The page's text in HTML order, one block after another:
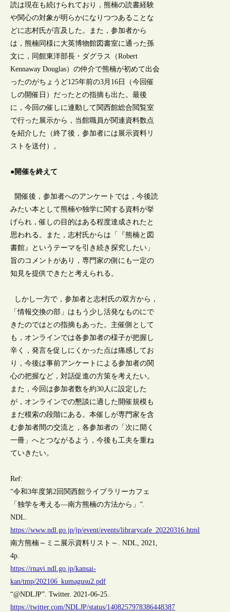
読は現在も続けられており，熊楠の読書経験
や関心の対象が明らかになりつつあることな
どに志村氏が言及した。また，参加者から
は，熊楠同様に大英博物館図書室に通った孫
文に，同館東洋部長・ダグラス（Robert
Kennaway Douglas）の仲介で熊楠が初めて出会
ったのがちょうど125年前の3月16日（今回催
しの開催日）だったとの指摘も出た。最後
に，今回の催しに連動して関西館総合閲覧室
で行った展示から，当館職員が関連資料数点
を紹介した（終了後，参加者には展示資料リ
ストを送付）。
●開催を終えて
開催後，参加者へのアンケートでは，今後読
みたい本として熊楠や独学に関する資料が挙
げられ，催しの目的はある程度達成されたと
思われる。また，志村氏からは「『熊楠と図
書館』というテーマを引き続き探究したい」
旨のコメントがあり，専門家の側にも一定の
知見を提供できたと考えられる。
しかし一方で，参加者と志村氏の双方から，
「情報交換の部」はもう少し活発なものにで
きたのではとの指摘もあった。主催側として
も，オンラインでは各参加者の様子が把握し
辛く，発言を促しにくかった点は痛感してお
り，今後は事前アンケートによる参加者の関
心の把握など，対話促進の方策を考えたい。
また，今回は参加者数を約30人に設定した
が，オンラインでの懇談に適した開催規模も
まだ模索の段階にある。本催しが専門家を含
む参加者間の交流と，各参加者の「次に開く
一冊」へとつながるよう，今後も工夫を重ね
ていきたい。
Ref:
“令和3年度第2回関西館ライブラリーカフェ
「独学を考える―南方熊楠の方法から」”.
NDL.
https://www.ndl.go.jp/jp/event/events/librarycafe_20220316.html
南方熊楠～ミニ展示資料リスト～. NDL, 2021,
4p.
https://rnavi.ndl.go.jp/kansai-
kan/tmp/202106_kumagusu2.pdf
“@NDLJP”. Twitter. 2021-06-25.
https://twitter.com/NDLJP/status/1408257978386448387